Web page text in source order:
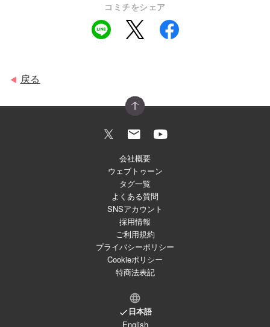
コミチをシェア
◀ 戻る
会社概要
ウェブトゥーン
タグ一覧
よくある質問
SNSアカウント
採用情報
ご利用規約
プライバシーポリシー
Cookieポリシー
特商法表記
日本語
English